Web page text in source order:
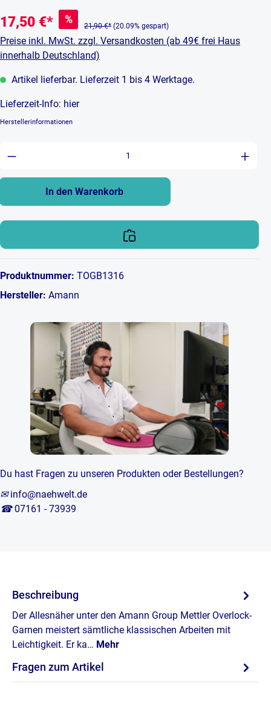
17,50 €* %
21,90 €* (20.09% gespart)
Preise inkl. MwSt. zzgl. Versandkosten (ab 49€ frei Haus
innerhalb Deutschland)
Artikel lieferbar. Lieferzeit 1 bis 4 Werktage.
Lieferzeit-Info: hier
Herstellerinformationen
Anzahl: Gib den gewünschten Wert
In den Warenkorb
Produktnummer: TOGB1316
Hersteller: Amann
Du hast Fragen zu unseren Produkten oder Bestellungen?
✉ info@naehwelt.de
☎ 07161 - 73939
Beschreibung
Der Allesnäher unter den Amann Group Mettler Overlock-
Garnen meistert sämtliche klassischen Arbeiten mit
Leichtigkeit. Er ka… Mehr
Fragen zum Artikel